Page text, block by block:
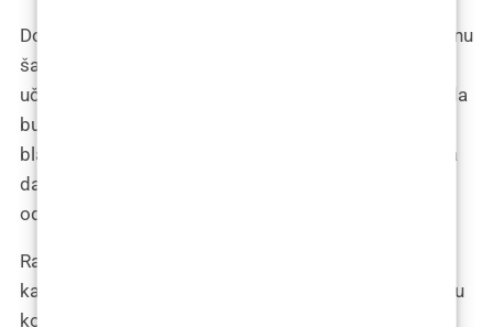
Dok sluša, Tamara Kalinić ne propušta priliku za laganu
šalu. “Sigurno je čudno raditi na nečemu što treba
učiniti manjim, u svijetu gdje je sve usmjereno na to da
bude veće,” primjećuje, na što kirurg klima glavom s
blagim smiješkom. “Estetika se mijenja, ali naša želja
da se osjećamo dobro u svojoj koži je uvijek ista,”
odgovara on.
Razgovor postaje i poučan, kada kirurg objašnjava
kako tijelo razgrađuje hijaluronsku kiselinu, supstancu
koja se najčešće koristi za filere. “Na neki način, to je